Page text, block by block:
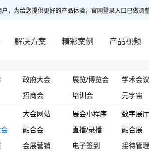
，为给您提供更好的产品体验，官网登录入口已做调
解决方案 精彩案例 产品视频
政府大会 展览/博览会 学术会议
招商会 培训会 元宇宙
大会网站 展会小程序 数字展厅
融合会 直播/录播 融合展
会展营销 电子签到 接待管理